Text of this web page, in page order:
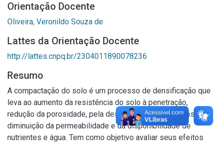
Orientação Docente
Oliveira, Veronildo Souza de
Lattes da Orientação Docente
http://lattes.cnpq.br/2304011890078236
Resumo
A compactação do solo é um processo de densificação que
leva ao aumento da resistência do solo à penetração,
redução da porosidade, pela descontinuidade de poros,
diminuição da permeabilidade e da disponibilidade de
nutrientes e água. Tem como objetivo avaliar seus efeitos